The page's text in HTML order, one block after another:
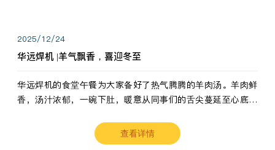
2025/12/24
华远焊机 |羊气飘香，喜迎冬至
华远焊机的食堂午餐为大家备好了热气腾腾的羊肉汤。羊肉鲜
香，汤汁浓郁，一碗下肚，暖意从同事们的舌尖蔓延至心底。
查看详情